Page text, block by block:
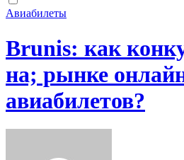
Авиабилеты
Brunis: как
на; рынке
авиабилетов?